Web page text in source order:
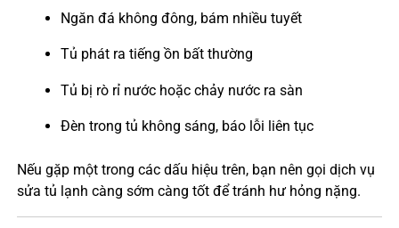
Ngăn đá không đông, bám nhiều tuyết
Tủ phát ra tiếng ồn bất thường
Tủ bị rò rỉ nước hoặc chảy nước ra sàn
Đèn trong tủ không sáng, báo lỗi liên tục
Nếu gặp một trong các dấu hiệu trên, bạn nên gọi dịch vụ
sửa tủ lạnh càng sớm càng tốt để tránh hư hỏng nặng.